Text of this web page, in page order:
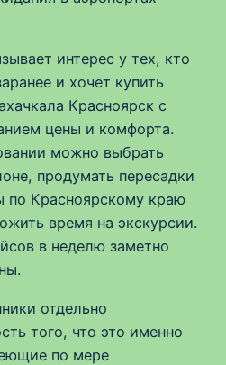
интерес у тех, кто
и хочет купить
Красноярск с
цены и комфорта.
можно выбрать
продумать пересадки
по Красноярскому краю
время на экскурсии.
в неделю заметно
отдельно
того, что это именно
по мере